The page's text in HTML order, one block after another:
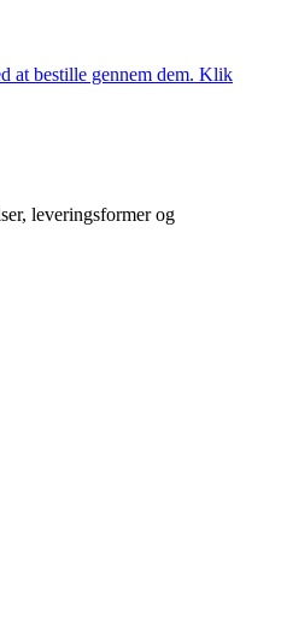
at bestille gennem dem. Klik
leveringsformer og